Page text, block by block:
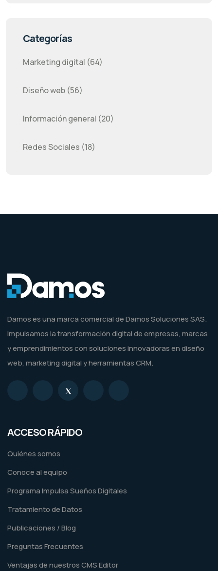
Categorías
Marketing digital (64)
Diseño web (56)
Información general (20)
Redes Sociales (18)
Damos es una marca comercial de Damos Soluciones SAS.
Impulsamos la transformación digital de empresas, marcas
y emprendimientos con soluciones innovadoras en diseño
web, marketing digital y herramientas CRM.
ACCESO RÁPIDO
Quiénes somos
Conoce al equipo
Programa Impulsa Sueños Digitales
Tratamiento de Datos
Publicaciones / Blog
Preguntas Frecuentes
Ventajas de nuestros CMS Editor